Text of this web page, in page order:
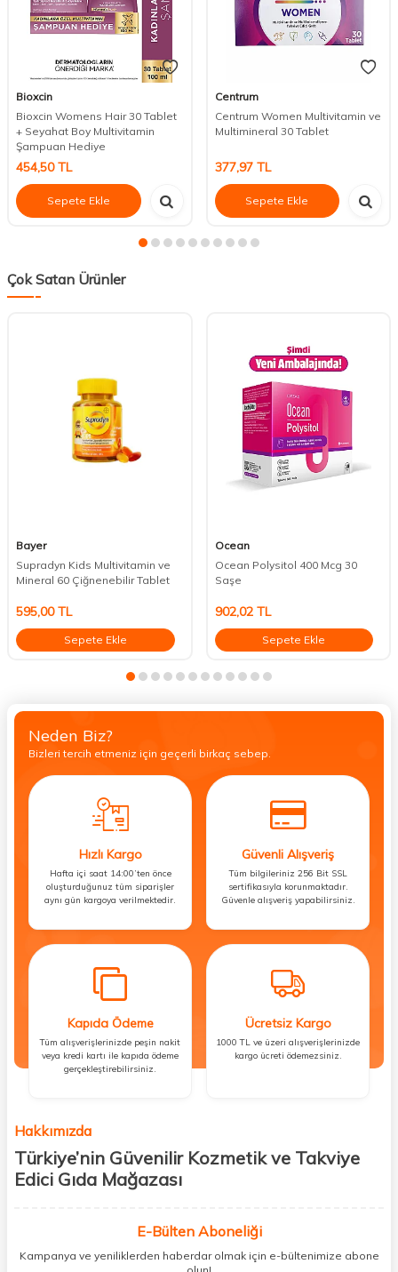
Bioxcin
Bioxcin Womens Hair 30 Tablet
+ Seyahat Boy Multivitamin
Şampuan Hediye
454,50TL
Sepete Ekle
Centrum
Centrum Women Multivitamin ve
Multimineral 30 Tablet
377,97TL
Sepete Ekle
Çok Satan Ürünler
Bayer
Supradyn Kids Multivitamin ve
Mineral 60 Çiğnenebilir Tablet
595,00TL
Sepete Ekle
Ocean
Ocean Polysitol 400 Mcg 30
Saşe
902,02TL
Sepete Ekle
Neden Biz?
Bizleri tercih etmeniz için geçerli birkaç sebep.
Hızlı Kargo
Hafta içi saat 14:00’ten önce
oluşturduğunuz tüm siparişler
aynı gün kargoya verilmektedir.
Güvenli Alışveriş
Tüm bilgileriniz 256 Bit SSL
sertifikasıyla korunmaktadır.
Güvenle alışveriş yapabilirsiniz.
Kapıda Ödeme
Tüm alışverişlerinizde peşin nakit
veya kredi kartı ile kapıda ödeme
gerçekleştirebilirsiniz.
Ücretsiz Kargo
1000 TL ve üzeri alışverişlerinizde
kargo ücreti ödemezsiniz.
Hakkımızda
Türkiye’nin Güvenilir Kozmetik ve Takviye
Edici Gıda Mağazası
kişisel bakım hem de takviye edici gıda ürünlerini sizlerle
buluşturuyoruz. Artık mağaza mağaza dolaşmanıza gerek yok;
ihtiyacınız olan her şeyi tek bir çatı altında topluyor ve kapınıza kadar
E-Bülten Aboneliği
Kampanya ve yeniliklerden haberdar olmak için e-bültenimize abone